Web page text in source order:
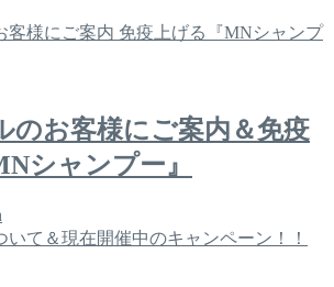
のお客様にご案内＆免疫
シャンプー』